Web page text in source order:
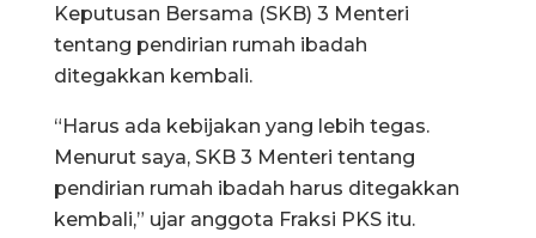
Keputusan Bersama (SKB) 3 Menteri
tentang pendirian rumah ibadah
ditegakkan kembali.
“Harus ada kebijakan yang lebih tegas.
Menurut saya, SKB 3 Menteri tentang
pendirian rumah ibadah harus ditegakkan
kembali,” ujar anggota Fraksi PKS itu.